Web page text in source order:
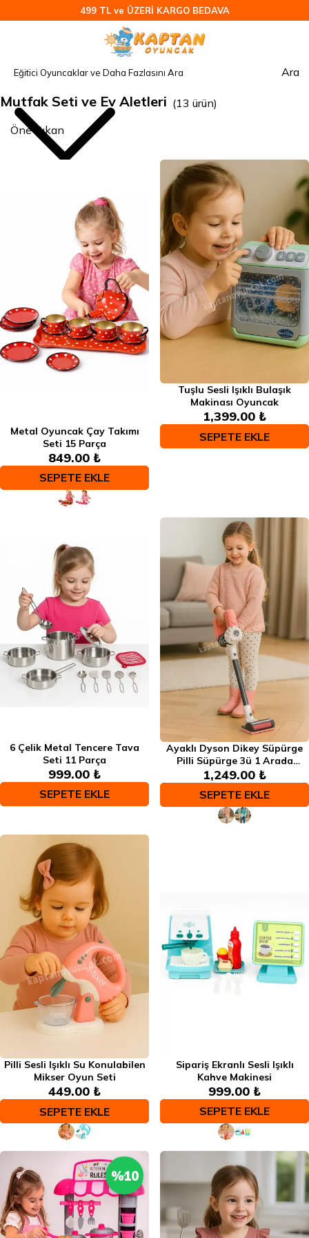
499 TL ve ÜZERİ KARGO BEDAVA
Ara
Mutfak Seti ve Ev Aletleri (13 ürün)
SEPETE EKLE
Metal Oyuncak Çay Takımı
Seti 15 Parça
849.00 ₺
SEPETE EKLE
Tuşlu Sesli Işıklı Bulaşık
Makinası Oyuncak
1,399.00 ₺
SEPETE EKLE
6 Çelik Metal Tencere Tava
Seti 11 Parça
999.00 ₺
SEPETE EKLE
Ayaklı Dyson Dikey Süpürge
Pilli Süpürge 3ü 1 Arada
Aparatlı Çekim Gücü
1,249.00 ₺
SEPETE EKLE
Pilli Sesli Işıklı Su Konulabilen
Mikser Oyun Seti
449.00 ₺
SEPETE EKLE
Sipariş Ekranlı Sesli Işıklı
Kahve Makinesi
999.00 ₺
%10